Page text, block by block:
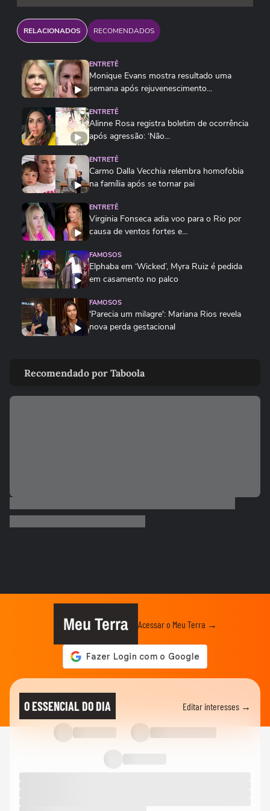
RELACIONADOS RECOMENDADOS
ENTRETÊ
Monique Evans mostra resultado uma
semana após rejuvenescimento...
ENTRETÊ
Alinne Rosa registra boletim de ocorrência
após agressão: ‘Não...
ENTRETÊ
Carmo Dalla Vecchia relembra homofobia
na família após se tornar pai
ENTRETÊ
Virginia Fonseca adia voo para o Rio por
causa de ventos fortes e...
FAMOSOS
Elphaba em ‘Wicked’, Myra Ruiz é pedida
em casamento no palco
FAMOSOS
'Parecia um milagre': Mariana Rios revela
nova perda gestacional
famosos em chá de bebê,...
ENTRETÊ
encontro e brinca: 'Está na hora...
Gretchen atualiza recuperação após
transplante capilar: ‘Olha como...
'Raiva enorme': colega comenta prisão de
ator suspeito de estuprar...
'Mulheres precisam ser amadas, e não
compreendidas': namorado de...
Recomendado por Taboola
Meu Terra Acessar o Meu Terra →
O ESSENCIAL DO DIA Editar interesses →